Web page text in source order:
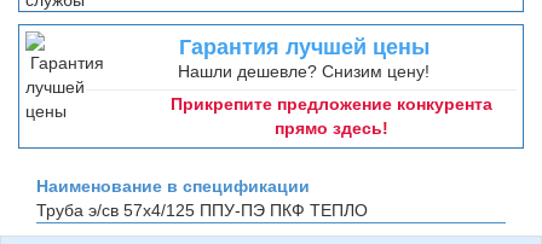
Гарантия лучшей цены
Нашли дешевле? Снизим цену!
Прикрепите предложение конкурента
прямо здесь!
Наименование в спецификации
Труба э/св 57х4/125 ППУ-ПЭ ПКФ ТЕПЛО